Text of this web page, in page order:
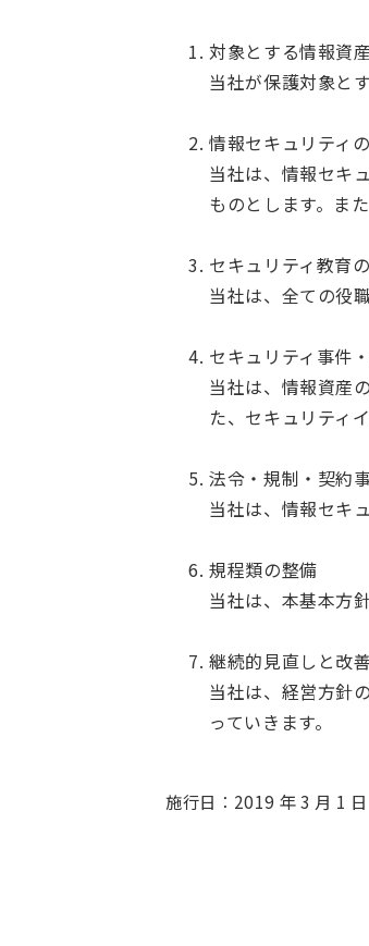
対象とする情報資
当社が保護対象と
情報セキュリティ
当社は、情報セキ
ものとします。ま
セキュリティ教育
当社は、全ての役
セキュリティ事件
当社は、情報資産
た、セキュリティ
法令・規制・契約
当社は、情報セキ
規程類の整備
当社は、本基本方
継続的見直しと改善
当社は、経営方針
っていきます。
施行日：2019 年 3 月 1 日